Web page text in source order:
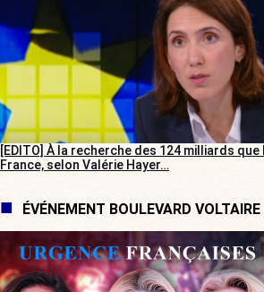
[EDITO] À la recherche des 124 milliards que
France, selon Valérie Hayer…
ÉVÉNEMENT BOULEVARD VOLTAIRE